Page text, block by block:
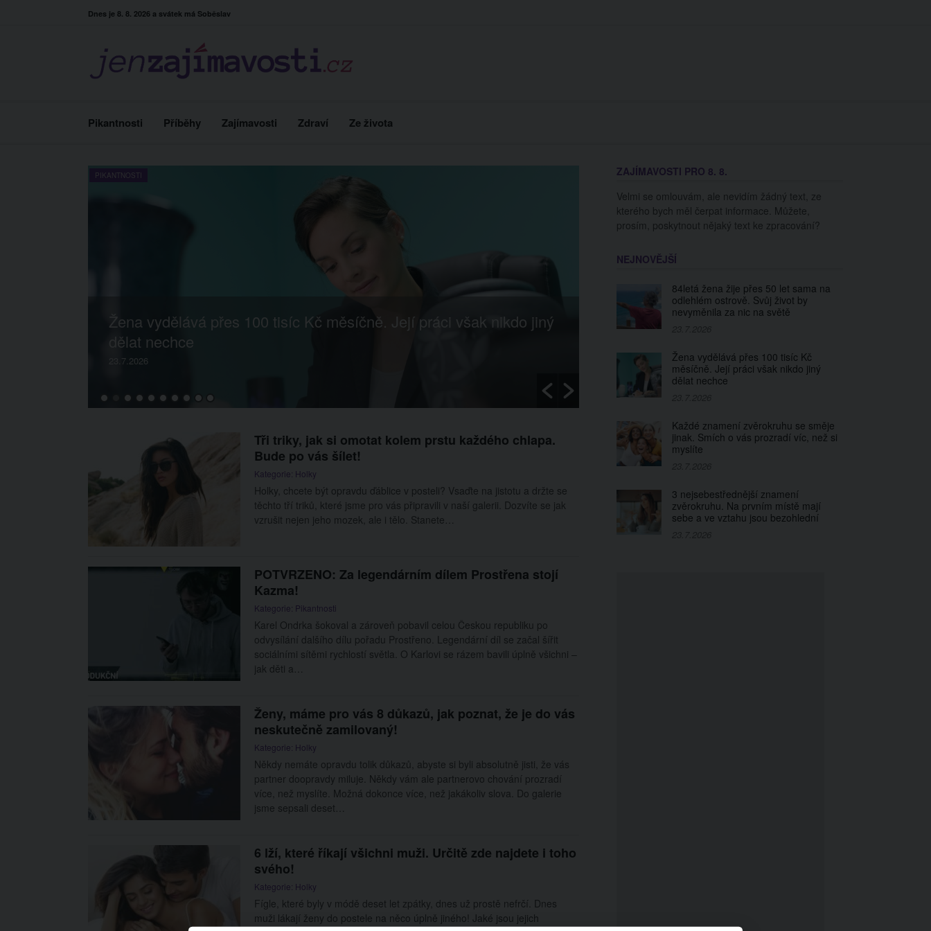
Dnes je 8. 8. 2026 a svátek má Soběslav
Pikantnosti Příběhy Zajímavosti Zdraví Ze života
PIKANTNOSTI
Žena vydělává přes 100 tisíc Kč měsíčně. Její práci však nikdo jiný
dělat nechce
23.7.2026
HOROSKOPY
Každé znamení zvěrokruhu se směje jinak.
23.7.2026
Tři triky, jak si omotat kolem prstu každého chlapa.
Bude po vás šílet!
Kategorie: Holky
Holky, chcete být opravdu ďáblice v posteli? Vsaďte na jistotu a držte se
těchto tří triků, které jsme pro vás připravili v naší galerii. Dozvíte se jak
vzrušit nejen jeho mozek, ale i tělo. Stanete…
POTVRZENO: Za legendárním dílem Prostřena stojí
Kazma!
Kategorie: Pikantnosti
Karel Ondrka šokoval a zároveň pobavil celou Českou republiku po
odvysílání dalšího dílu pořadu Prostřeno. Legendární díl se začal šířit
sociálními sítěmi rychlostí světla. O Karlovi se rázem bavili úplně všichni –
jak děti a…
Ženy, máme pro vás 8 důkazů, jak poznat, že je do vás
neskutečně zamilovaný!
Kategorie: Holky
Někdy nemáte opravdu tolik důkazů, abyste si byli absolutně jisti, že vás
partner doopravdy miluje. Někdy vám ale partnerovo chování prozradí
více, než myslíte. Možná dokonce více, než jakákoliv slova. Do galerie
jsme sepsali deset…
6 lží, které říkají všichni muži. Určitě zde najdete i toho
svého!
Kategorie: Holky
Fígle, které byly v módě deset let zpátky, dnes už prostě nefrčí. Dnes
muži lákají ženy do postele na něco úplně jiného! Jaké jsou jejich
ZAJÍMAVOSTI PRO 8. 8.
Velmi se omlouvám, ale nevidím žádný text, ze
kterého bych měl čerpat informace. Můžete,
prosím, poskytnout nějaký text ke zpracování?
NEJNOVĚJŠÍ
84letá žena žije přes 50 let sama na
odlehlém ostrově. Svůj život by
nevyměnila za nic na světě
Žena vydělává přes 100 tisíc Kč
měsíčně. Její práci však nikdo jiný
dělat nechce
Každé znamení zvěrokruhu se směje
jinak. Smích o vás prozradí víc, než si
myslíte
3 nejsebestřednější znamení
zvěrokruhu. Na prvním místě mají
sebe a ve vztahu jsou bezohlední